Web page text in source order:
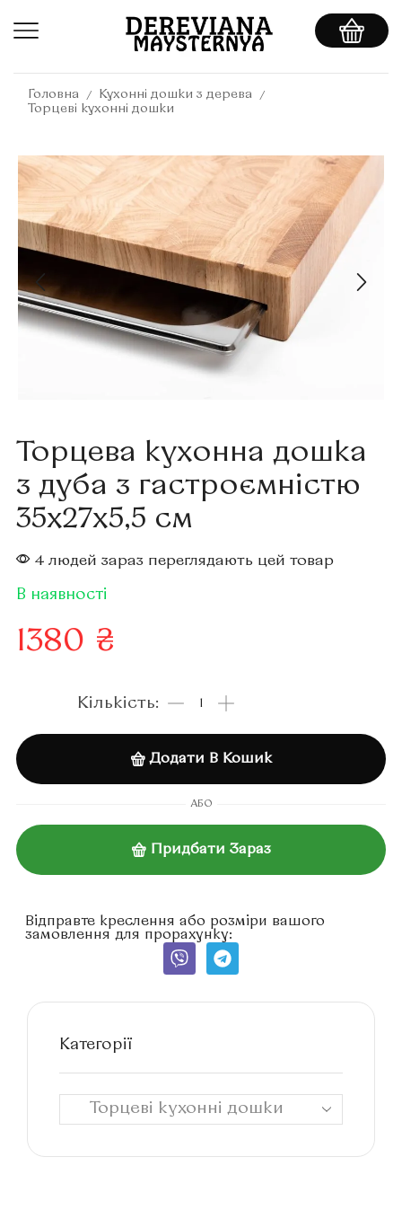
Головна / Кухонні дошки з дерева /
Торцеві кухонні дошки
Торцева кухонна дошка
з дуба з гастроємністю
35х27х5,5 см
4 людей зараз переглядають цей товар
В наявності
1380 ₴
Додати В Кошик
АБО
Придбати Зараз
Відправте креслення або розміри вашого
замовлення для прорахунку:
Категорії